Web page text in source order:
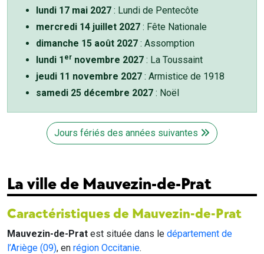
lundi 17 mai 2027 : Lundi de Pentecôte
mercredi 14 juillet 2027 : Fête Nationale
dimanche 15 août 2027 : Assomption
lundi 1 er novembre 2027 : La Toussaint
jeudi 11 novembre 2027 : Armistice de 1918
samedi 25 décembre 2027 : Noël
Jours fériés des années suivantes
La ville de Mauvezin-de-Prat
Caractéristiques de Mauvezin-de-Prat
Mauvezin-de-Prat est située dans le département de
l’Ariège (09), en région Occitanie.